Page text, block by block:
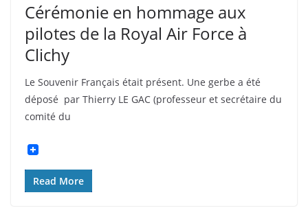
Cérémonie en hommage aux
pilotes de la Royal Air Force à
Clichy
Le Souvenir Français était présent. Une gerbe a été
déposé par Thierry LE GAC (professeur et secrétaire du
comité du
Read More